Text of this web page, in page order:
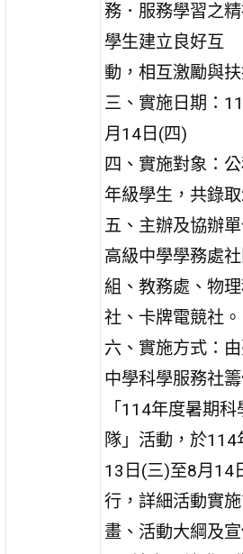
務．服務學習之
學生建立良好互
動，相互激勵與
三、實施日期：
月14日(四)
四、實施對象：
年級學生，共錄取
五、主辦及協辦
高級中學學務處
組、教務處、物
社、卡牌電競社。
六、實施方式：
中學科學服務社
「114年度暑期
隊」活動，於114
13日(三)至8月14
行，詳細活動實
畫、活動大綱及